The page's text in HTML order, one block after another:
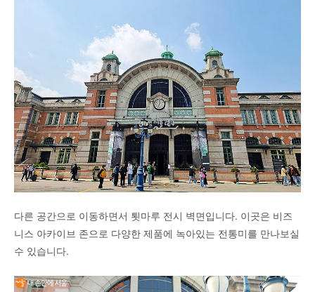
다른 공간으로 이동하면서 툇마루 전시 벽면입니다. 이곳은 비즈
니스 아카이브 존으로 다양한 제품에 녹아있는 전통미를 만나보실
수 있습니다.